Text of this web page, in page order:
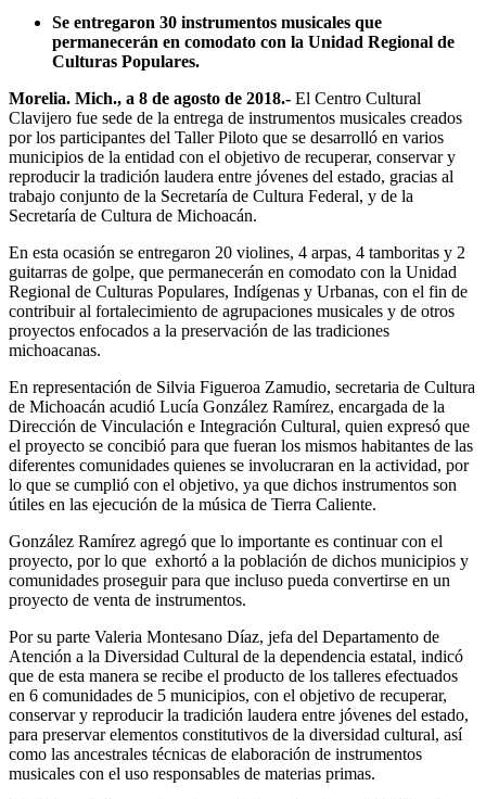
Se entregaron 30 instrumentos musicales que
permanecerán en comodato con la Unidad Regional de
Culturas Populares.
Morelia. Mich., a 8 de agosto de 2018.- El Centro Cultural
Clavijero fue sede de la entrega de instrumentos musicales creados
por los participantes del Taller Piloto que se desarrolló en varios
municipios de la entidad con el objetivo de recuperar, conservar y
reproducir la tradición laudera entre jóvenes del estado, gracias al
trabajo conjunto de la Secretaría de Cultura Federal, y de la
Secretaría de Cultura de Michoacán.
En esta ocasión se entregaron 20 violines, 4 arpas, 4 tamboritas y 2
guitarras de golpe, que permanecerán en comodato con la Unidad
Regional de Culturas Populares, Indígenas y Urbanas, con el fin de
contribuir al fortalecimiento de agrupaciones musicales y de otros
proyectos enfocados a la preservación de las tradiciones
michoacanas.
En representación de Silvia Figueroa Zamudio, secretaria de Cultura
de Michoacán acudió Lucía González Ramírez, encargada de la
Dirección de Vinculación e Integración Cultural, quien expresó que
el proyecto se concibió para que fueran los mismos habitantes de las
diferentes comunidades quienes se involucraran en la actividad, por
lo que se cumplió con el objetivo, ya que dichos instrumentos son
útiles en las ejecución de la música de Tierra Caliente.
González Ramírez agregó que lo importante es continuar con el
proyecto, por lo que exhortó a la población de dichos municipios y
comunidades proseguir para que incluso pueda convertirse en un
proyecto de venta de instrumentos.
Por su parte Valeria Montesano Díaz, jefa del Departamento de
Atención a la Diversidad Cultural de la dependencia estatal, indicó
que de esta manera se recibe el producto de los talleres efectuados
en 6 comunidades de 5 municipios, con el objetivo de recuperar,
conservar y reproducir la tradición laudera entre jóvenes del estado,
para preservar elementos constitutivos de la diversidad cultural, así
como las ancestrales técnicas de elaboración de instrumentos
musicales con el uso responsables de materias primas.